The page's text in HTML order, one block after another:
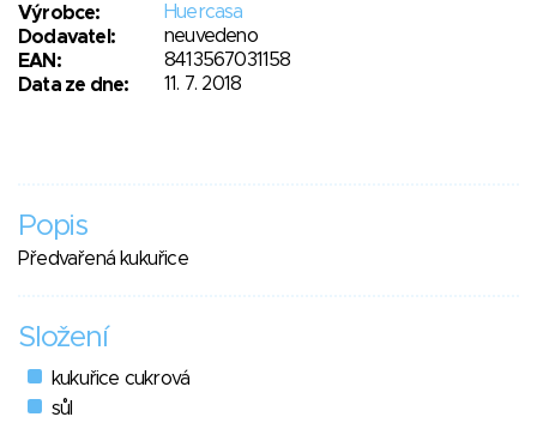
Výrobce:
Huercasa
Dodavatel:
neuvedeno
EAN:
8413567031158
Data ze dne:
11. 7. 2018
Popis
Předvařená kukuřice
Složení
kukuřice cukrová
sůl